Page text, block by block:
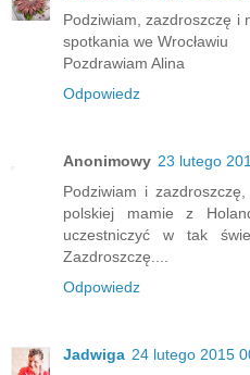
Podziwiam, zazdroszczę i
spotkania we Wrocławiu
Pozdrawiam Alina
Odpowiedz
Anonimowy 23 lutego
Podziwiam i
polskiej mamie z
uczestniczyć w tak
Zazdroszczę....
Odpowiedz
Jadwiga 24 lutego 2015